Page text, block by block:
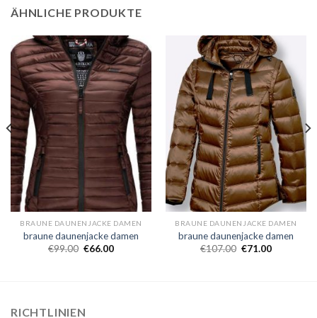
ÄHNLICHE PRODUKTE
BRAUNE DAUNENJACKE DAMEN
braune daunenjacke damen
€99.00 €66.00
BRAUNE DAUNENJACKE DAMEN
braune daunenjacke damen
€107.00 €71.00
RICHTLINIEN